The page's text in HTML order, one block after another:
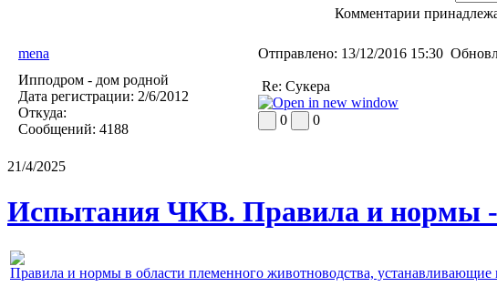
Комментарии
mena Отправлено: 13/12/2016 15:30
Ипподром - дом родной
Дата регистрации: 2/6/2012
Откуда:
Сообщений: 4188
Re: Сукера
0 0
21/4/2025
Испытания ЧКВ. Правила и нормы -
Правила и нормы в области племенного животноводства,